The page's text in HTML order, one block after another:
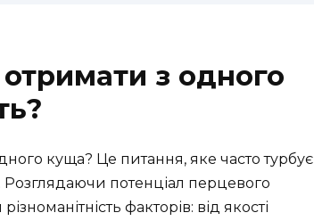
з одного
куща? Це питання, яке часто турбує
Розглядаючи потенціал перцевого
факторів: від якості